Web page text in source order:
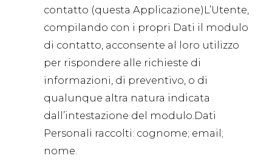
contatto (questa Applicazione)L’Utente,
compilando con i propri Dati il modulo
di contatto, acconsente al loro utilizzo
per rispondere alle richieste di
informazioni, di preventivo, o di
qualunque altra natura indicata
dall’intestazione del modulo.Dati
Personali raccolti: cognome; email;
nome.